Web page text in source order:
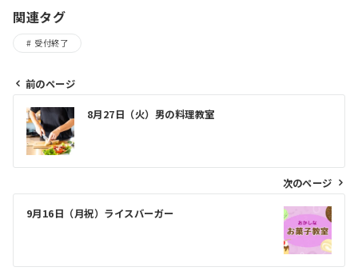
関連タグ
受付終了
投
稿
ナ
ビ
ゲ
ー
ョ
前のページ
8月27日（火）男の料理教室
次のページ
9月16日（月祝）ライスバーガー